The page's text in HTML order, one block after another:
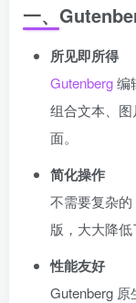
一、
所见即所得
Gutenberg编
组合文本、
面。
简化操作
不需要复杂
版，大大降低
性能友好
Gutenberg